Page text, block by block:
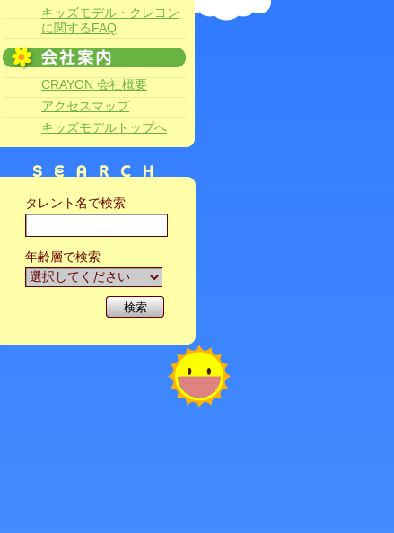
キッズモデル・クレヨン
に関するFAQ
CRAYON 会社概要
アクセスマップ
キッズモデルトップへ
タレント名で検索
年齢層で検索